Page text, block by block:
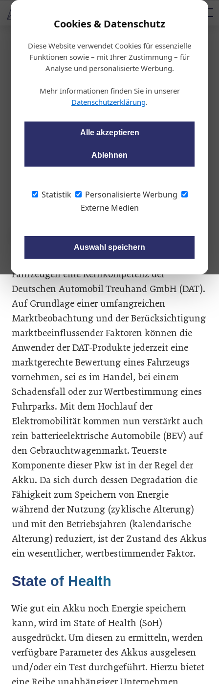
Cookies & Datenschutz
Diese Website verwendet Cookies für essenzielle
Funktionen sowie – mit Ihrer Zustimmung – für
Analyse und personalisierte Werbung.
Mehr Informationen finden Sie in unserer
Datenschutzerklärung.
Alle akzeptieren
Ablehnen
Statistik
Personalisierte Werbung
Externe Medien
Auswahl speichern
AUTOMOTIVE SERVICES
AUTOMOTIVE AKADEMIE
Podcast
Startseite/Auto & Politik
Verschleißanalyse
o-Wert
07.06.2023, 08:54 Uhr
Die Deutsche Automobil Treuhand DAT
des Gesundheitszustandes der
Traktionsbatterie.
Seit mehr als 90 Jahren ist die Bewertung von
Fahrzeugen eine Kernkompetenz der
Deutschen Automobil Treuhand GmbH (DAT).
Auf Grundlage einer umfangreichen
Marktbeobachtung und der Berücksichtigung
marktbeeinflussender Faktoren können die
Anwender der DAT-Produkte jederzeit eine
marktgerechte Bewertung eines Fahrzeugs
vornehmen, sei es im Handel, bei einem
Schadensfall oder zur Wertbestimmung eines
Fuhrparks. Mit dem Hochlauf der
Elektromobilität kommen nun verstärkt auch
rein batterieelektrische Automobile (BEV) auf
den Gebrauchtwagenmarkt. Teuerste
Komponente dieser Pkw ist in der Regel der
Akku. Da sich durch dessen Degradation die
Fähigkeit zum Speichern von Energie
während der Nutzung (zyklische Alterung)
und mit den Betriebsjahren (kalendarische
Alterung) reduziert, ist der Zustand des Akkus
ein wesentlicher, wertbestimmender Faktor.
State of Health
Wie gut ein Akku noch Energie speichern
kann, wird im State of Health (SoH)
ausgedrückt. Um diesen zu ermitteln, werden
verfügbare Parameter des Akkus ausgelesen
und/oder ein Test durchgeführt. Hierzu bietet